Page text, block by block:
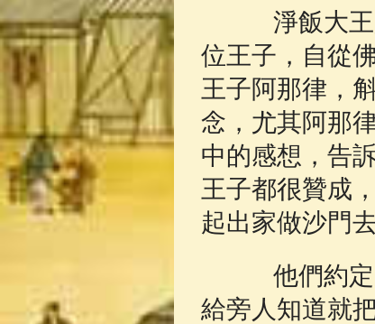
淨飯大王
位王子，自從
王子阿那律，
念，尤其阿那
中的感想，告
王子都很贊成
起出家做沙門去
他們約定
給旁人知道就